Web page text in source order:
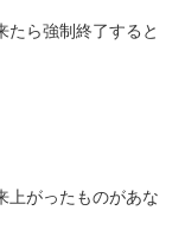
たら強制終了すると
上がったものがあな